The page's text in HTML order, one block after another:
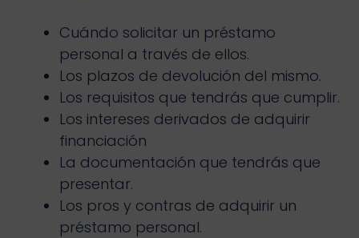
Cuándo solicitar un préstamo
personal a través de ellos.
Los plazos de devolución del mismo.
Los requisitos que tendrás que cumplir.
Los intereses derivados de adquirir
financiación
La documentación que tendrás que
presentar.
Los pros y contras de adquirir un
préstamo personal.